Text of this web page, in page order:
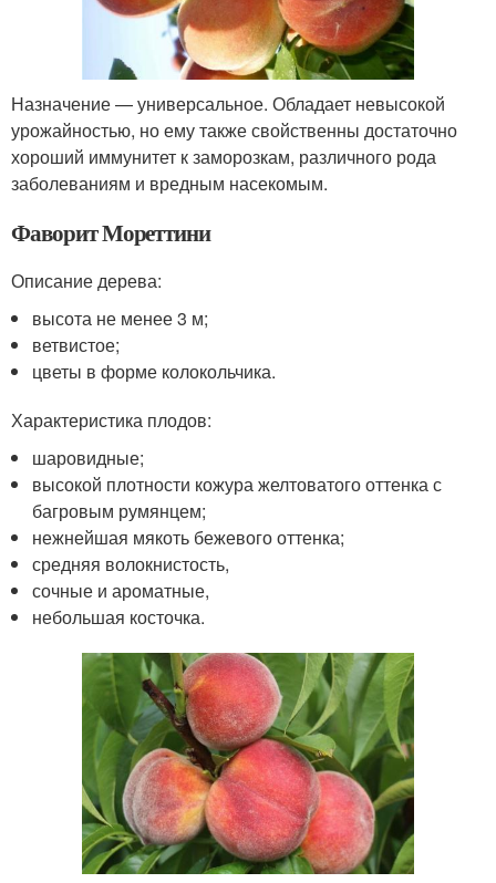
Назначение — универсальное. Обладает невысокой
урожайностью, но ему также свойственны достаточно
хороший иммунитет к заморозкам, различного рода
заболеваниям и вредным насекомым.
Фаворит Мореттини
Описание дерева:
высота не менее 3 м;
ветвистое;
цветы в форме колокольчика.
Характеристика плодов:
шаровидные;
высокой плотности кожура желтоватого оттенка с
багровым румянцем;
нежнейшая мякоть бежевого оттенка;
средняя волокнистость,
сочные и ароматные,
небольшая косточка.